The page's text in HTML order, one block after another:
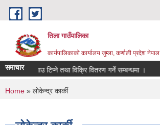
Skip to main content
तिला गाउँपालिका
कार्यपालिकाको कार्यालय जुम्ला, कर्णाली प्रदेश नेपाल
समाचार स्याउ टिप्ने तथा विक्रि वितरण गर्ने सम्बन्धमा ।
You are here
Home » लोकेन्द्र कार्की